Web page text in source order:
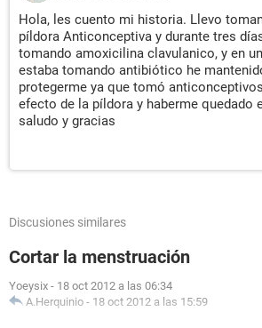
Hola, les cuento mi historia. Llevo
píldora Anticonceptiva y durante tres
tomando amoxicilina clavulanico, y en
estaba tomando antibiótico he
protegerme ya que tomó
efecto de la píldora y haberme quedado
saludo y gracias
Discusiones similares
Cortar la menstruación
Yoeysix - 18 oct 2012 a las 06:34
A.Herquinio - 18 oct 2012 a las 15:59